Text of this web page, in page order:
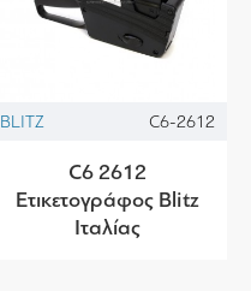
BLITZ C6-2612
C6 2612
Ετικετογράφος Blitz
Ιταλίας